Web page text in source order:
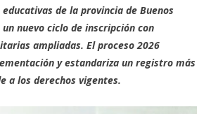
de la provincia de Buenos
nuevo ciclo de inscripción con
ampliadas. El proceso 2026
y estandariza un registro más
a los derechos vigentes.